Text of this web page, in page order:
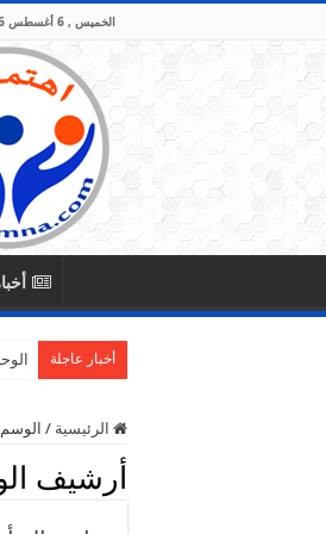
الخميس , 6 أغسطس 2026
أخبار عاجلة
الرئيسية /
أرشيف